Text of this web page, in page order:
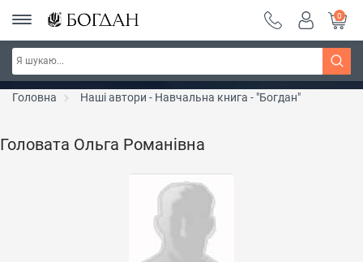
Серія "Чейзіана" ~ знижка 20%
0
Головна Наші автори - Навчальна книга - "Богдан"
Головата Ольга Романівна